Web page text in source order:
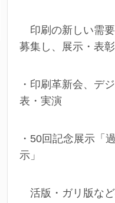
印刷の新しい需
募集し、展示・表彰
・印刷革新会、デ
表・実演
・50回記念展示「
示」
活版・ガリ版な